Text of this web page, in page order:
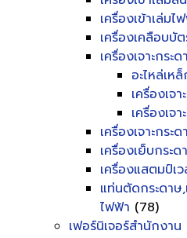
เครื่องเข้าเล่มไ
เครื่องเคลือบบั
เครื่องเจาะกระ
อะไหล่เหล็
เครื่องเจ
เครื่องเจ
เครื่องเจาะกระ
เครื่องเย็บกระ
เครื่องแสตมป์เ
แท่นตัดกระดา
ไฟฟ้า (78)
เฟอร์นิเจอร์สำนักงาน